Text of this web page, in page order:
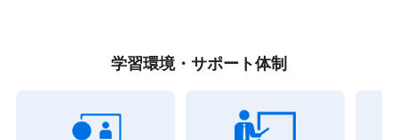
学習環境・サポート体制